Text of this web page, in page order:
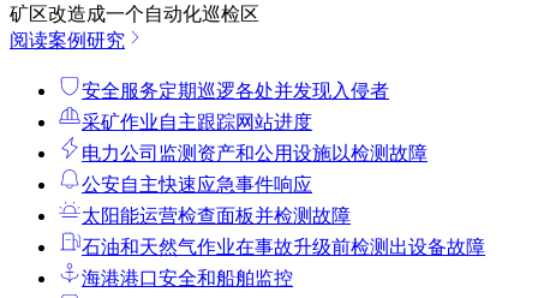
矿区改造成一个自动化巡检区
阅读案例研究
安全服务定期巡逻各处并发现入侵者
采矿作业自主跟踪网站进度
电力公司 监测资产和公用设施以检测故障
公安自主快速应急事件响应
太阳能运营检查面板并检测故障
石油和天然气作业在事故升级前检测出设备故障
海港港口安全和船舶监控